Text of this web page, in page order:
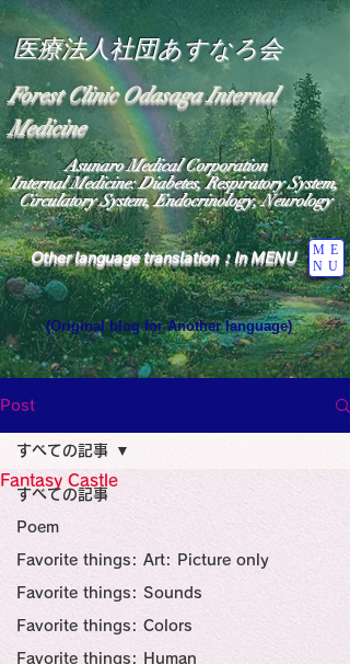
医療法人社団あすなろ会
Forest Clinic Odasaga Internal
Medicine
Other language translation：In MENU
ME
NU
Asunaro Medical Corporation
Internal Medicine: Diabetes, Respiratory System,
Circulatory System, Endocrinology, Neurology
(Original blog for Another language)
Heavens: Beyond the Universe: The World
the God of Light Resides"
Medicine Specialist
Specialist
Wide Blog
Medicine
Religion
Post
すべての記事
Poem
Favorite things: Art: Picture only
Favorite things: Sounds
Favorite things: Colors
Favorite things: Human
すべての記事
Fantasy Castle